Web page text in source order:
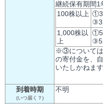
継続保有期間1
100株以上
1,000株以
上
※③については
の寄付金を、
いたしかねます
到着時期
(いつ届く？)
不明